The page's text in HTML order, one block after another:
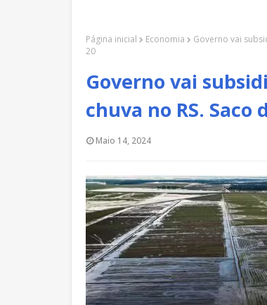
Página inicial Economia
Governo vai
20
Governo vai
chuva no RS. Saco
Maio 14, 2024